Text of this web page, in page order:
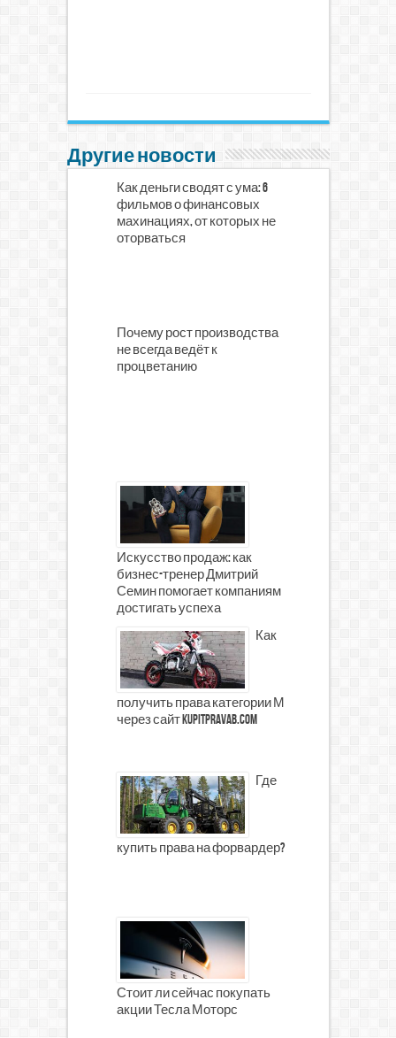
Другие новости
Как деньги сводят с ума: 6
фильмов о финансовых
махинациях, от которых не
оторваться
Почему рост производства
не всегда ведёт к
процветанию
Искусство продаж: как
бизнес-тренер Дмитрий
Семин помогает компаниям
достигать успеха
Как
получить права категории М
через сайт kupitpravab.com
Где
купить права на форвардер?
Стоит ли сейчас покупать
акции Тесла Моторс